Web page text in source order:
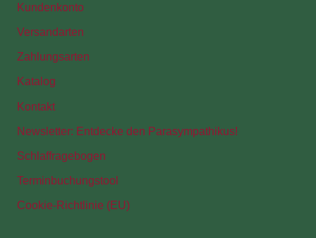
Kundenkonto
Versandarten
Zahlungsarten
Katalog
Kontakt
Newsletter: Entdecke den Parasympathikus!
Schlaffragebogen
Terminbuchungstool
Cookie-Richtlinie (EU)